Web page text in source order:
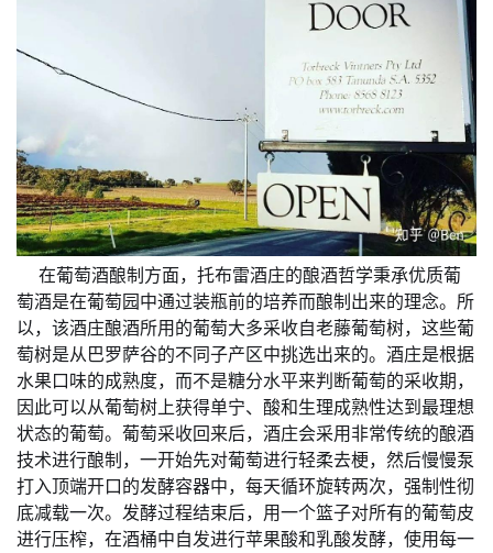
在葡萄酒酿制方面，托布雷酒庄的酿酒哲学秉承优质葡
萄酒是在葡萄园中通过装瓶前的培养而酿制出来的理念。所
以，该酒庄酿酒所用的葡萄大多采收自老藤葡萄树，这些葡
萄树是从巴罗萨谷的不同子产区中挑选出来的。酒庄是根据
水果口味的成熟度，而不是糖分水平来判断葡萄的采收期，
因此可以从葡萄树上获得单宁、酸和生理成熟性达到最理想
状态的葡萄。葡萄采收回来后，酒庄会采用非常传统的酿酒
技术进行酿制，一开始先对葡萄进行轻柔去梗，然后慢慢泵
打入顶端开口的发酵容器中，每天循环旋转两次，强制性彻
底减载一次。发酵过程结束后，用一个篮子对所有的葡萄皮
进行压榨，在酒桶中自发进行苹果酸和乳酸发酵，使用每一